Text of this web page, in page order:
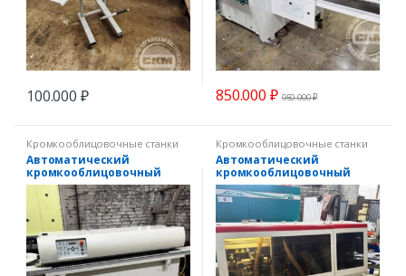
100.000 ₽ 850.000 ₽ 950.000₽
Кромкооблицовочные станки
Автоматический
кромкооблицовочный
станок SCM ME 35
Кромкооблицовочные станки
Автоматический
кромкооблицовочный
станок SCM Olimpic K400